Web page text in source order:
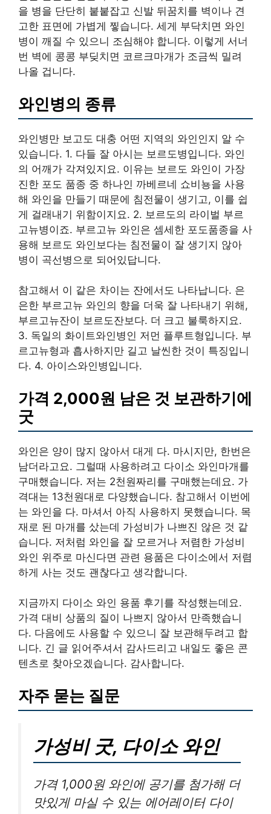
을 병을 단단히 붙붙잡고 신발 뒤꿈치를 벽이나 견
고한 표면에 가볍게 찧습니다. 세게 부닥치면 와인
병이 깨질 수 있으니 조심해야 합니다. 이렇게 서너
번 벽에 콩콩 부딪치면 코르크마개가 조금씩 밀려
나올 겁니다.
와인병의 종류
와인병만 보고도 대충 어떤 지역의 와인인지 알 수
있습니다. 1. 다들 잘 아시는 보르도병입니다. 와인
의 어깨가 각져있지요. 이유는 보르도 와인이 가장
진한 포도 품종 중 하나인 까베르네 쇼비뇽을 사용
해 와인을 만들기 때문에 침전물이 생기고, 이를 쉽
게 걸래내기 위함이지요. 2. 보르도의 라이벌 부르
고뉴병이죠. 부르고뉴 와인은 셈세한 포도품종을 사
용해 보르도 와인보다는 침전물이 잘 생기지 않아
병이 곡선병으로 되어있답니다.
참고해서 이 같은 차이는 잔에서도 나타납니다. 은
은한 부르고뉴 와인의 향을 더욱 잘 나타내기 위해,
부르고뉴잔이 보르도잔보다. 더 크고 불룩하지요.
3. 독일의 화이트와인병인 저먼 플루트형입니다. 부
르고뉴형과 흡사하지만 길고 날씬한 것이 특징입니
다. 4. 아이스와인병입니다.
가격 2,000원 남은 것 보관하기에
굿
와인은 양이 많지 않아서 대게 다. 마시지만, 한번은
남더라고요. 그럴때 사용하려고 다이소 와인마개를
구매했습니다. 저는 2천원짜리를 구매했는데요. 가
격대는 13천원대로 다양했습니다. 참고해서 이번에
는 와인을 다. 마셔서 아직 사용하지 못했습니다. 목
재로 된 마개를 샀는데 가성비가 나쁘진 않은 것 같
습니다. 저처럼 와인을 잘 모르거나 저렴한 가성비
와인 위주로 마신다면 관련 용품은 다이소에서 저렴
하게 사는 것도 괜찮다고 생각합니다.
지금까지 다이소 와인 용품 후기를 작성했는데요.
가격 대비 상품의 질이 나쁘지 않아서 만족했습니
다. 다음에도 사용할 수 있으니 잘 보관해두려고 합
니다. 긴 글 읽어주셔서 감사드리고 내일도 좋은 콘
텐츠로 찾아오겠습니다. 감사합니다.
자주 묻는 질문
가성비 굿, 다이소 와인
가격 1,000원 와인에 공기를 첨가해 더
맛있게 마실 수 있는 에어레이터 다이